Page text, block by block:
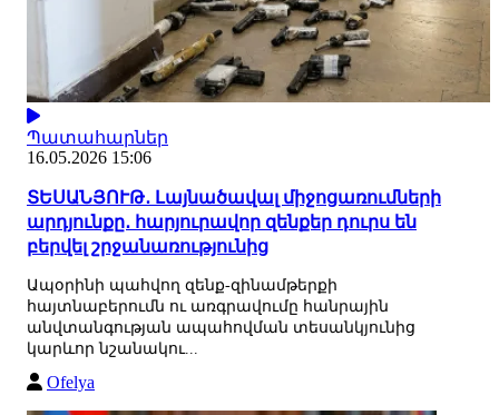
Պատահարներ
16.05.2026 15:06
ՏԵՍԱՆՅՈՒԹ․ Լայնածավալ միջոցառումների
արդյունքը․ հարյուրավոր զենքեր դուրս են
բերվել շրջանառությունից
Ապօրինի պահվող զենք-զինամթերքի
հայտնաբերումն ու առգրավումը հանրային
անվտանգության ապահովման տեսանկյունից
կարևոր նշանակու...
Ofelya